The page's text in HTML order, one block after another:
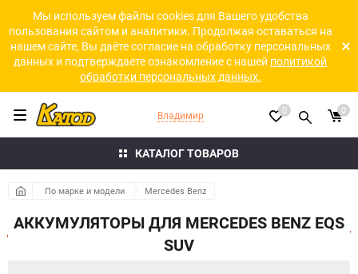
Мы используем файлы cookies для Вашего удобства
пользования сайтом и аналитики. Продолжая оставаться на
нашем сайте, Вы даёте согласие на обработку персональных
данных и подтверждаете ознакомление с нашей политикой
обработки персональных данных.
КАТАЛОГ ТОВАРОВ
Владимир 0 0
По марке и модели Mercedes Benz
АККУМУЛЯТОРЫ ДЛЯ MERCEDES BENZ EQS
SUV